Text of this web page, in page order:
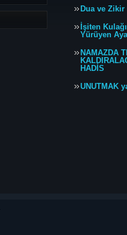
Dua ve
İşiten
Yürüyen
NAMAZDA
HADİS
UNUTMAK